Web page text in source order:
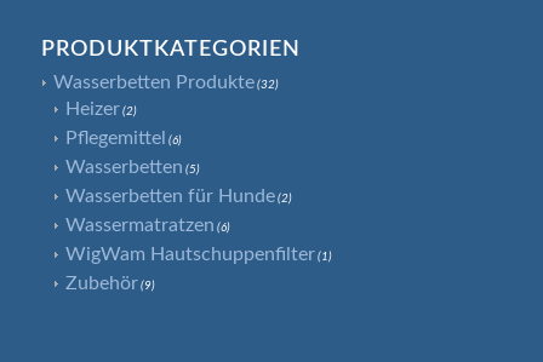
PRODUKTKATEGORIEN
Wasserbetten Produkte (32)
Heizer (2)
Pflegemittel (6)
Wasserbetten (5)
Wasserbetten für Hunde (2)
Wassermatratzen (6)
WigWam Hautschuppenfilter (1)
Zubehör (9)